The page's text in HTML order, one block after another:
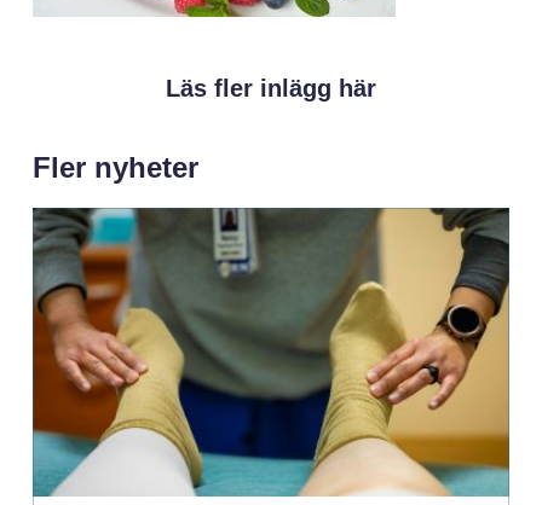
Läs fler inlägg här
Fler nyheter